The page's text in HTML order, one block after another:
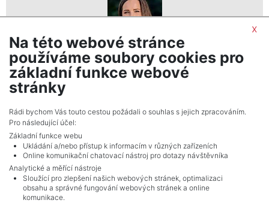
Lucie Čermáková
realitní makléř
show nr.
MojePole.cz
Revoluční 1003/3, 11000, Praha
x
Na této webové stránce
používáme soubory cookies pro
základní funkce webové
stránky
Rádi bychom Vás touto cestou požádali o souhlas s jejich zpracováním.
Pro následující účel:
Základní funkce webu
Ukládání a/nebo přístup k informacím v různých zařízeních
Online komunikační chatovací nástroj pro dotazy návštěvníka
Analytické a měřící nástroje
Sloužící pro zlepšení našich webových stránek, optimalizaci
obsahu a správné fungování webových stránek a online
komunikace.